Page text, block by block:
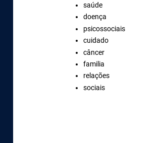
saúde
doença
psicossociais
cuidado
câncer
familia
relações
sociais